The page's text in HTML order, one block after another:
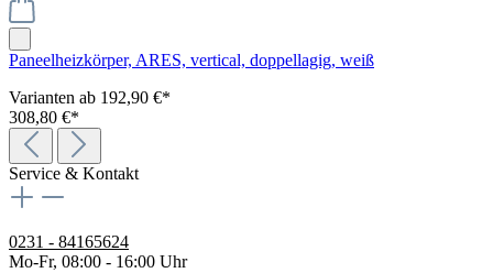
Paneelheizkörper, ARES, vertical, doppellagig, weiß
Varianten ab 192,90 €*
308,80 €*
Service & Kontakt
0231 - 84165624
Mo-Fr, 08:00 - 16:00 Uhr